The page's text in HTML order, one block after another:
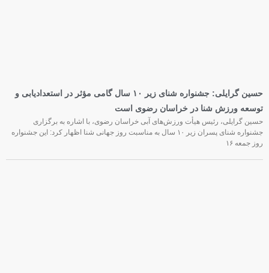
حسین گرایلی: جشنواره شنای زیر ۱۰ سال گامی مؤثر در استعدادیابی و
توسعه ورزش شنا در خراسان رضوی است
حسین گرایلی، رئیس هیأت ورزش‌های آبی خراسان رضوی، با اشاره به برگزاری
جشنواره شنای پسران زیر ۱۰ سال به مناسبت روز جهانی شنا اظهار کرد: این جشنواره
روز جمعه‌ ۱۶